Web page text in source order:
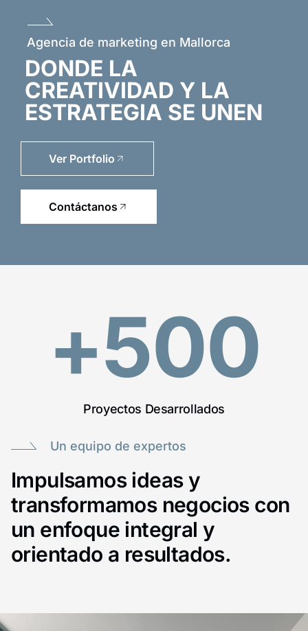
Agencia de marketing en Mallorca
DONDE LA
CREATIVIDAD Y LA
ESTRATEGIA SE UNEN
Ver Portfolio
Contáctanos
+500
Proyectos Desarrollados
Un equipo de expertos
Impulsamos ideas y
transformamos negocios con
un enfoque integral y
orientado a resultados.